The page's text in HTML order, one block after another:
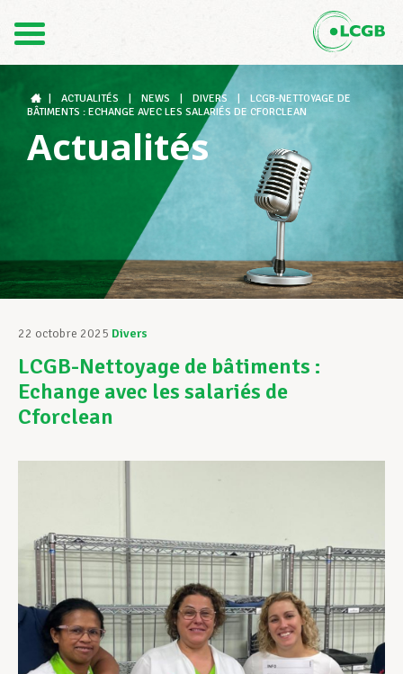
DE
Le LCGB
Structures syndicales
Assistance au Travail
Vos droits
Devenir Membre
Actualités
ACTUALITÉS NEWS DIVERS
LCGB-NETTOYAGE DE
BÂTIMENTS : ECHANGE AVEC LES SALARIÉS DE CFORCLEAN
Actualités
22 octobre 2025 Divers
LCGB-Nettoyage de bâtiments :
Echange avec les salariés de
Cforclean